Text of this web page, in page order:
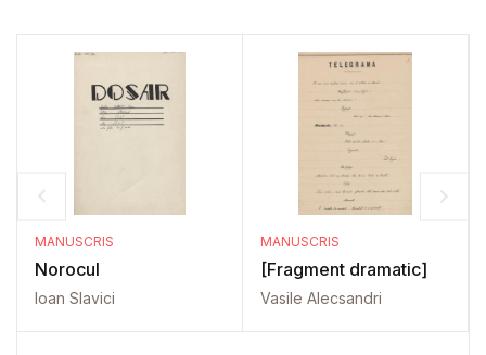
MANUSCRIS
Norocul
Ioan Slavici
MANUSCRIS
[Fragment dramatic]
Vasile Alecsandri